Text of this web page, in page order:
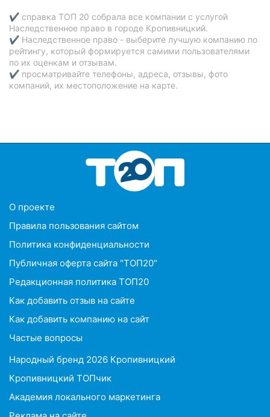
✔ справка ТОП 20 собрала все компании с услугой
Наследственное право в городе Кропивницкий.
✔ Наследственное право - выберите лучшую компанию по
рейтингу, который формируется самими пользователями
по их оценкам и отзывам.
✔ просматривайте телефоны, адреса, отзывы, фото
компаний, их местоположение на карте.
O проекте
Правила пользования сайтом
Политика конфиденциальности
Публичная оферта сайта "ТОП20"
Редакционная политика ТОП20
Как добавить отзыв на сайте
Как добавить компанию на сайт
Частые вопросы
Народный бренд 2026 Кропивницкий
Кропивницкий ТОПчик
Академия локального маркетинга